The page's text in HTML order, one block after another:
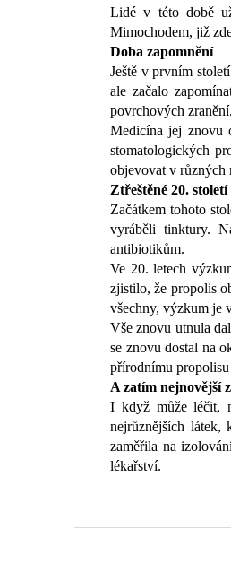
Lidé v této době
Mimochodem, již
Doba zapomnění
Ještě v prvním
ale začalo
povrchových
Medicína jej znovu
stomatologických
objevovat v různých
Ztřeštěné 20. století
Začátkem tohoto
vyráběli tinktury.
antibiotikům.
Ve 20. letech
zjistilo, že propolis
všechny, výzkum je
Vše znovu utnula
se znovu dostal na
přírodnímu
A zatím nejnovější
I když může léčit,
nejrůznějších
zaměřila na
lékařství.